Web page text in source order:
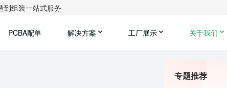
到组装一站式服务
PCBA配单 解决方案 工厂展示 关于我们
专题推荐